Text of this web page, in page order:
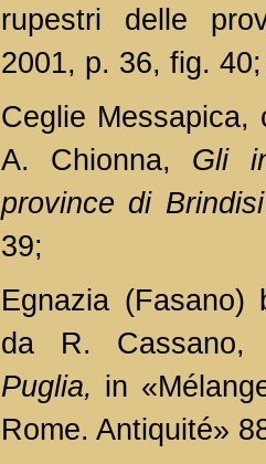
rupestri delle
2001, p. 36, fig. 40;
Ceglie Messapica,
A. Chionna, Gli
province di Brindisi
39;
Egnazia (Fasano)
da R.
Puglia, in
Rome. Antiquité»